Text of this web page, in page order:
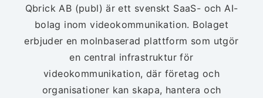
Qbrick AB (publ) är ett svenskt SaaS- och AI-
bolag inom videokommunikation. Bolaget
erbjuder en molnbaserad plattform som utgör
en central infrastruktur för
videokommunikation, där företag och
organisationer kan skapa, hantera och